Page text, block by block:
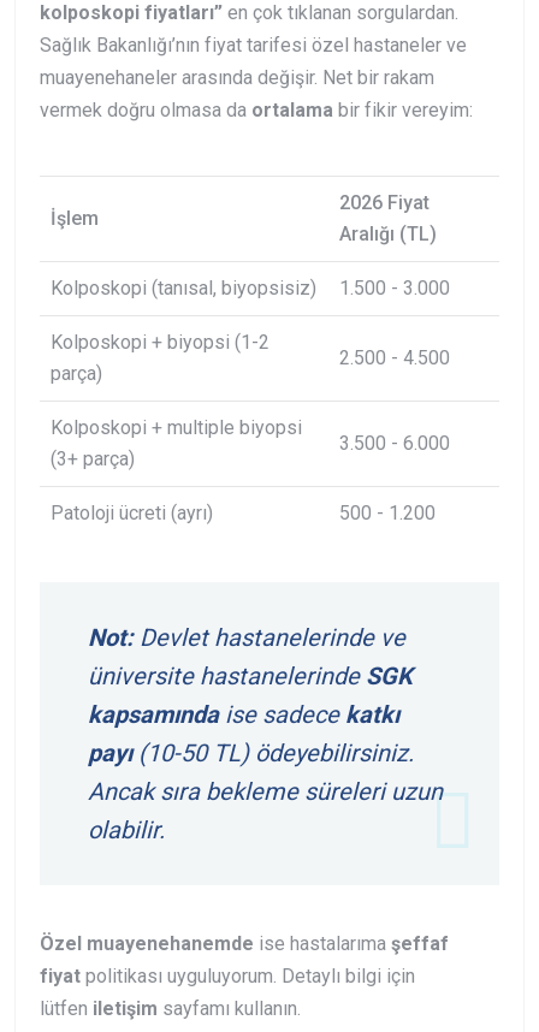
kolposkopi fiyatları” en çok tıklanan sorgulardan.
Sağlık Bakanlığı’nın fiyat tarifesi özel hastaneler ve
muayenehaneler arasında değişir. Net bir rakam
vermek doğru olmasa da ortalama bir fikir vereyim:
İşlem
2026 Fiyat
Aralığı (TL)
Kolposkopi (tanısal, biyopsisiz) 1.500 - 3.000
Kolposkopi + biyopsi (1-2
parça)
2.500 - 4.500
Kolposkopi + multiple biyopsi
(3+ parça)
3.500 - 6.000
Patoloji ücreti (ayrı) 500 - 1.200
Not:Devlet hastanelerinde ve
üniversite hastanelerinde SGK
kapsamındaise sadece katkı
payı(10-50 TL) ödeyebilirsiniz.
Ancak sıra bekleme süreleri uzun
olabilir.
Özel muayenehanemde ise hastalarıma şeffaf
fiyat politikası uyguluyorum. Detaylı bilgi için
lütfen iletişim sayfamı kullanın.